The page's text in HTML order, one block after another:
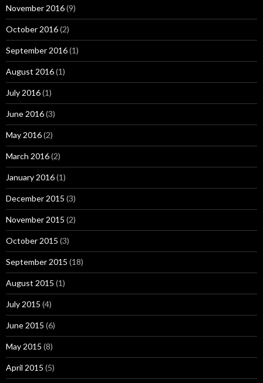
November 2016(9)
October 2016(2)
September 2016(1)
August 2016(1)
July 2016(1)
June 2016(3)
May 2016(2)
March 2016(2)
January 2016(1)
December 2015 (3)
November 2015 (2)
October 2015 (3)
September 2015 (18)
August 2015 (1)
July 2015 (4)
June 2015 (6)
May 2015 (8)
April 2015 (5)